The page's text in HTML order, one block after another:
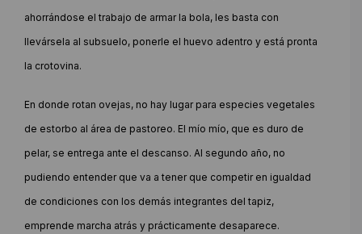
ahorrándose el trabajo de armar la bola, les basta con
llevársela al subsuelo, ponerle el huevo adentro y está pronta
la crotovina.
En donde rotan ovejas, no hay lugar para especies vegetales
de estorbo al área de pastoreo. El mío mío, que es duro de
pelar, se entrega ante el descanso. Al segundo año, no
pudiendo entender que va a tener que competir en igualdad
de condiciones con los demás integrantes del tapiz,
emprende marcha atrás y prácticamente desaparece.